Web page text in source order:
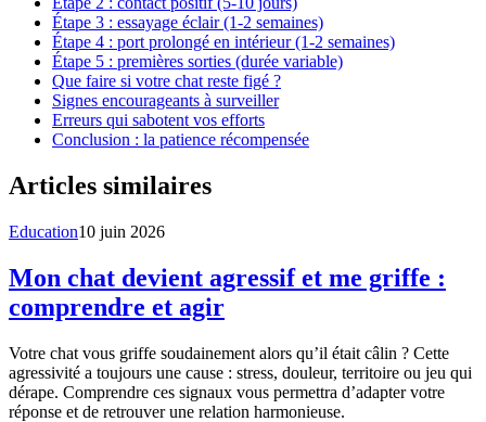
Étape 3 : essayage éclair (1-2 semaines)
Étape 4 : port prolongé en intérieur (1-2 semaines)
Étape 5 : premières sorties (durée variable)
Que faire si votre chat reste figé ?
Signes encourageants à surveiller
Erreurs qui sabotent vos efforts
Conclusion : la patience récompensée
Articles similaires
Education10 juin 2026
Mon chat devient agressif et me griffe :
comprendre et agir
Votre chat vous griffe soudainement alors qu’il était câlin ? Cette
agressivité a toujours une cause : stress, douleur, territoire ou jeu qui
dérape. Comprendre ces signaux vous permettra d’adapter votre
réponse et de retrouver une relation harmonieuse.